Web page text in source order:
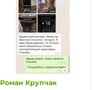
Роман Крупчак